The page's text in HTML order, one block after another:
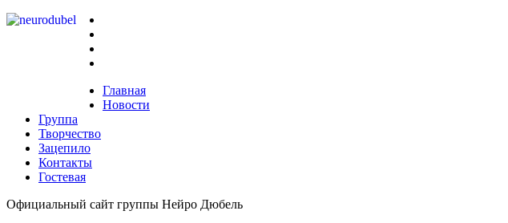
Главная
Новости
Группа
Творчество
Зацепило
Контакты
Гостевая
Официальный сайт группы Нейро Дюбель